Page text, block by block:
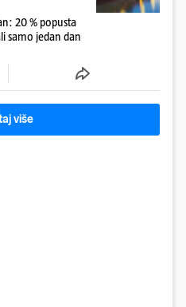
20 % popusta
samo jedan dan
više